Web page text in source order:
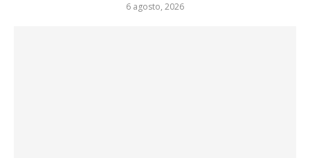
6 agosto, 2026